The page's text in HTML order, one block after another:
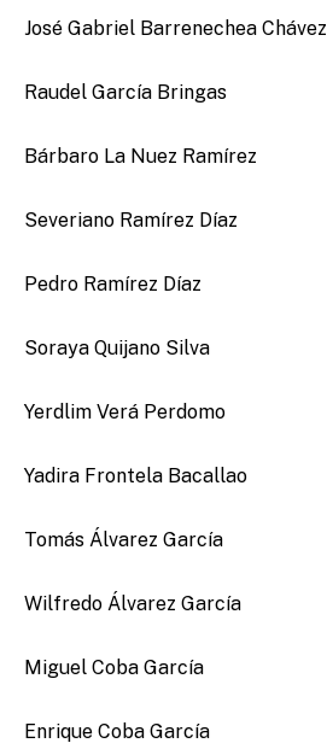
José Gabriel Barrenechea Chávez
Raudel García Bringas
Bárbaro La Nuez Ramírez
Severiano Ramírez Díaz
Pedro Ramírez Díaz
Soraya Quijano Silva
Yerdlim Verá Perdomo
Yadira Frontela Bacallao
Tomás Álvarez García
Wilfredo Álvarez García
Miguel Coba García
Enrique Coba García